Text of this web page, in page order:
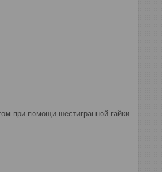
при помощи шестигранной гайки